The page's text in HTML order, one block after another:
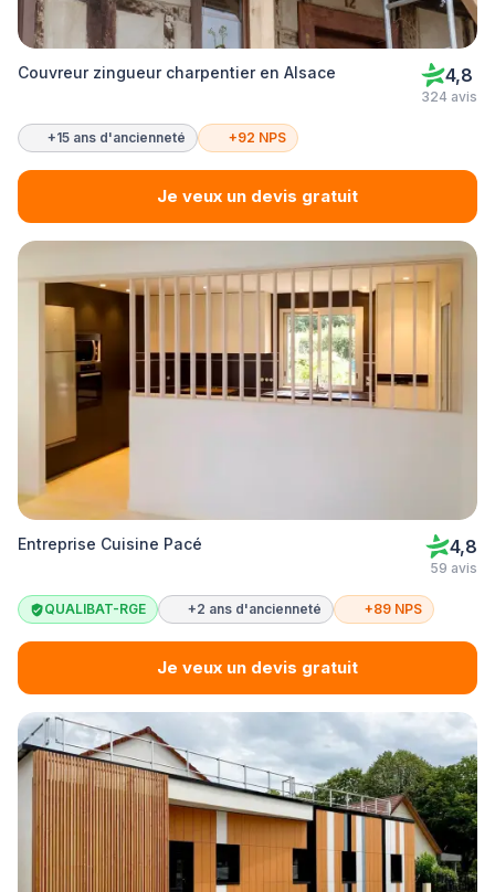
Couvreur zingueur charpentier en Alsace 4,8
324 avis
+15 ans d'ancienneté +92 NPS
Je veux un devis gratuit
Entreprise Cuisine Pacé 4,8
59 avis
QUALIBAT-RGE +2 ans d'ancienneté +89 NPS
Je veux un devis gratuit